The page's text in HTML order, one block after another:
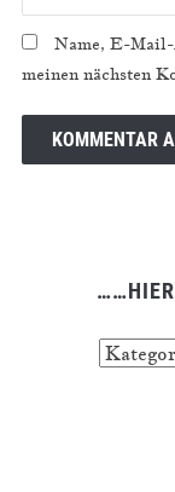
Name, E-Mail-
meinen nächsten
……HIER